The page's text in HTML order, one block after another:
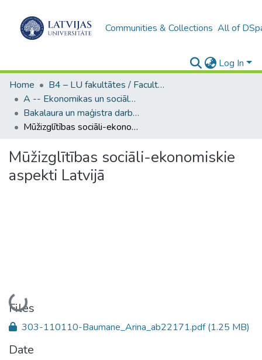
Communities & Collections All of
Log In
Home
B4 – LU fakultātes / Faculties of the UL
A -- Ekonomikas un sociālo zinātņu fakultāte / Faculty of Economics and Social Sciences
Bakalaura un maģistra darbi (ESZF) / Bachelor's and Master's theses
Mūžizglītības sociāli-ekonomiskie aspekti Latvijā
Mūžizglītības sociāli-ekonomiskie
aspekti Latvijā
Loading...
Files
303-110110-Baumane_Arina_ab22171.pdf(1.25 MB)
Date